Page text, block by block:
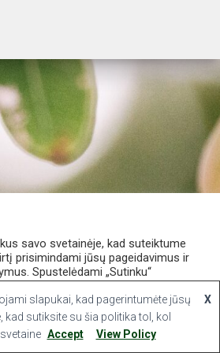
APIE VAISTINĘ MANO PASKYRA
KONTAKTAI
Developed byThemeIsle
savo svetainėje, kad suteiktume
prisimindami jūsų pageidavimus ir
Spustelėdami „Sutinku“
slapukus.
Sutinku
slapukai, kad pagerintumėte jūsų
kad sutiksite su šia politika tol, kol
X
Accept View Policy